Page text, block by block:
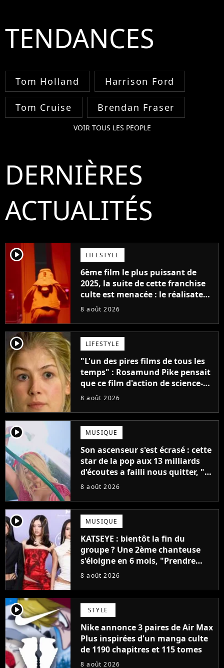
TENDANCES
Tom Holland Harrison Ford
Tom Cruise Brendan Fraser
VOIR TOUS LES PEOPLE
DERNIÈRES
ACTUALITÉS
player2 LIFESTYLE
6ème film le plus puissant de
2025, la suite de cette franchise
culte est menacée : le réalisateur
claque la porte pour "différends
8 août 2026
player2 LIFESTYLE
"L'un des pires films de tous les
temps" : Rosamund Pike pensait
que ce film d'action de science-
fiction avec Dwayne Johnson
8 août 2026
player2 MUSIQUE
Son ascenseur s'est écrasé : cette
star de la pop aux 13 milliards
d'écoutes a failli nous quitter, "Je
pensais ne plus jamais chanter"
8 août 2026
player2 MUSIQUE
KATSEYE : bientôt la fin du
groupe ? Une 2ème chanteuse
s'éloigne en 6 mois, "Prendre
cette décision n’a pas été facile"
8 août 2026
player2 STYLE
Nike annonce 3 paires de Air Max
Plus inspirées d'un manga culte
de 1190 chapitres et 115 tomes
8 août 2026